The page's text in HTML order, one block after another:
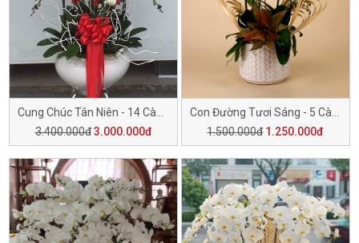
3.400.000đ 3.000.000đ
1.500.000đ 1.250.000đ